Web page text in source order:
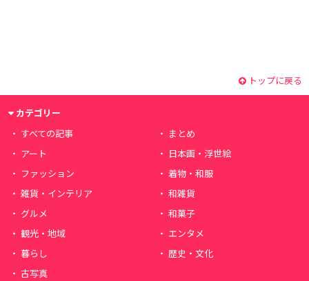
トップに戻る
カテゴリー
すべての記事
まとめ
アート
日本画・浮世絵
ファッション
着物・和服
雑貨・インテリア
和雑貨
グルメ
和菓子
観光・地域
エンタメ
暮らし
歴史・文化
古写真